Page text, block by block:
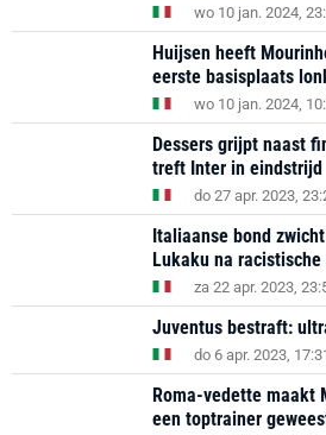
wo 10 jan. 2024,
Huijsen heeft
eerste basisplaats
wo 10 jan. 2024,
Dessers grijpt naast
treft Inter in eindstrijd
do 27 apr. 2023,
Italiaanse bond
Lukaku na
za 22 apr. 2023,
Juventus bestraft:
do 6 apr. 2023,
Roma-vedette maakt
een toptrainer